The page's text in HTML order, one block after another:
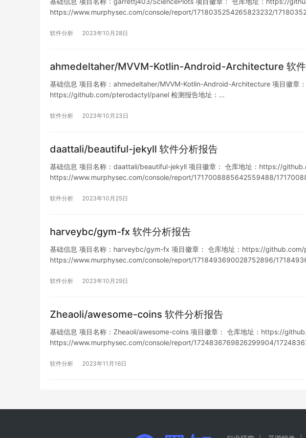
https://www.murphysec.com/console/report/1718035254265823232/
软件分析 2023年10月28日
ahmedeltaher/MVVM-Kotlin-Android-Architecture 软件
基础信息 项目名称：ahmedeltaher/MVVM-Kotlin-Android-Architecture 项目徽章：
https://github.com/pterodactyl/panel 检测报告地址：
软件分析 2023年10月23日
daattali/beautiful-jekyll 软件分析报告
基础信息 项目名称：daattali/beautiful-jekyll 项目徽章： 仓库地址：https://
https://www.murphysec.com/console/report/1717008885642559488/
软件分析 2023年10月25日
harveybc/gym-fx 软件分析报告
基础信息 项目名称：harveybc/gym-fx 项目徽章： 仓库地址：https://github.com/
https://www.murphysec.com/console/report/1718493690028752896/
软件分析 2023年10月29日
Zheaoli/awesome-coins 软件分析报告
基础信息 项目名称：Zheaoli/awesome-coins 项目徽章： 仓库地址：https://
https://www.murphysec.com/console/report/1724836769826299904/
软件分析 2023年11月16日